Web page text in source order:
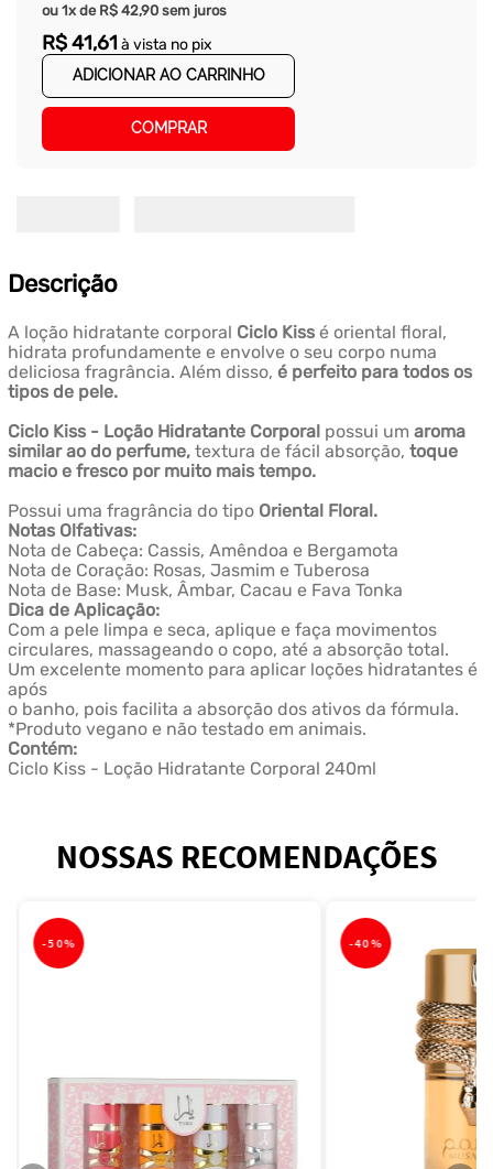
ou 1x de R$ 42,90 sem juros
R$41,61 à vista no pix
ADICIONAR AO CARRINHO
COMPRAR
Descrição
A loção hidratante corporal Ciclo Kiss é oriental floral,
hidrata profundamente e envolve o seu corpo numa
deliciosa fragrância. Além disso, é perfeito para todos os
tipos de pele.
Ciclo Kiss - Loção Hidratante Corporal possui um aroma
similar ao do perfume,textura de fácil absorção, toque
macio e fresco por muito mais tempo.
Possui uma fragrância do tipo Oriental Floral.
Notas Olfativas:
Nota de Cabeça: Cassis, Amêndoa e Bergamota
Nota de Coração: Rosas, Jasmim e Tuberosa
Nota de Base: Musk, Âmbar, Cacau e Fava Tonka
Dica de Aplicação:
Com a pele limpa e seca, aplique e faça movimentos
circulares, massageando o copo, até a absorção total.
Um excelente momento para aplicar loções hidratantes é
após
o banho, pois facilita a absorção dos ativos da fórmula.
*Produto vegano e não testado em animais.
Contém:
Ciclo Kiss - Loção Hidratante Corporal 240ml
NOSSAS RECOMENDAÇÕES
-50% -40%